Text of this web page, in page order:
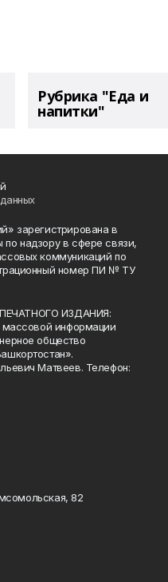
Рубрика "Еда и
напитки"
зарегистрирована в
надзору в сфере связи,
коммуникаций по
номер ПИ № ТУ
ИЗДАНИЯ:
массовой информации
общество
Матвеев. Телефон:
82